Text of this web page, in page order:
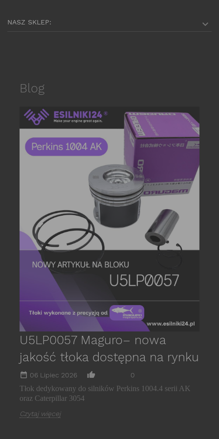
NASZ SKLEP: 
Blog
U5LP0057 Maguro– nowa
jakość tłoka dostępna na rynku
date_range 06 Lipiec 2026 thumb_up_alt 0
Tłok dedykowany do silników Perkins 1004.4 serii AK
oraz Caterpillar 3054
Czytaj więcej